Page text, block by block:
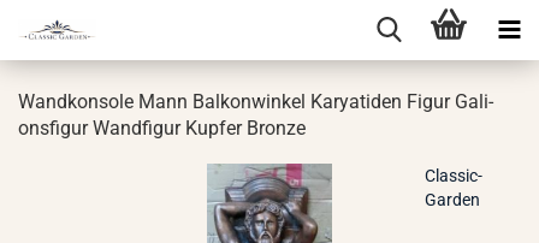
Wand­kon­so­le Mann Bal­kon­win­kel Ka­rya­ti­den Figur Ga­li­
ons­fi­gur Wand­fi­gur Kup­fer Bron­ze
Classic-
Garden